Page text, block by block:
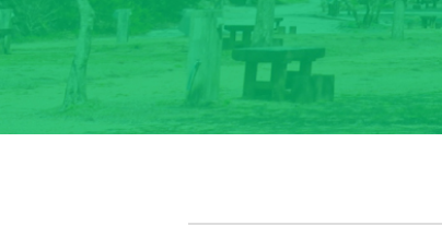
ライフステージ
結婚・離婚